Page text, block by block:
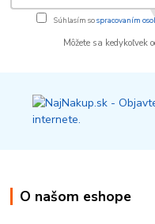
Súhlasím sospracovaním
Môžete sa
O našom eshope